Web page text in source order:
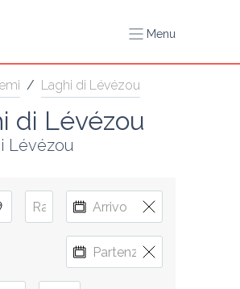
Menu
/ Laghi di Lévézou
di Lévézou
Lévézou